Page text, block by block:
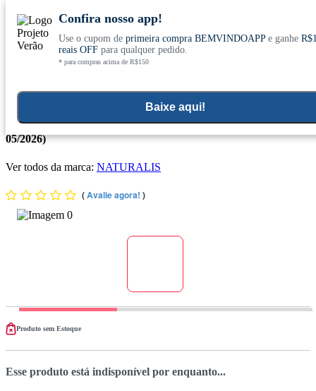
Conheça nosso site novo! E comemore com 0
Confira nosso app!
Use o cupom de primeira compra BEMVINDOAPPe ganhe
reais OFFpara qualquer pedido.
* para compras acima de R$150
Baixe aqui!
Colageno Pele
Collagen Beauty Care sabor Laranja 220g - Naturalis (venc.
05/2026)
Ver todos da marca: NATURALIS
(Avalie agora! )
Produto sem Estoque
Esse produto está indisponível por enquanto...